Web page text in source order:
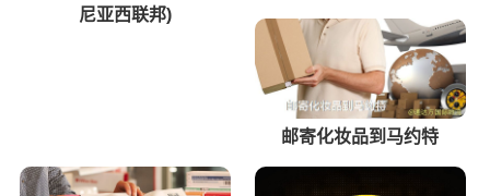
尼亚西联邦)
邮寄化妆品到马约特